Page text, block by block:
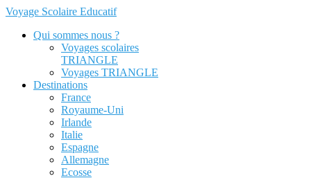
Voyage Scolaire Educatif
Qui sommes nous ?
Voyages scolaires
TRIANGLE
Voyages TRIANGLE
Destinations
France
Royaume-Uni
Irlande
Italie
Espagne
Allemagne
Ecosse